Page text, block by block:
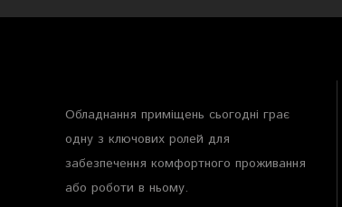
Обладнання приміщень сьогодні грає
одну з ключових ролей для
забезпечення комфортного проживання
або роботи в ньому.